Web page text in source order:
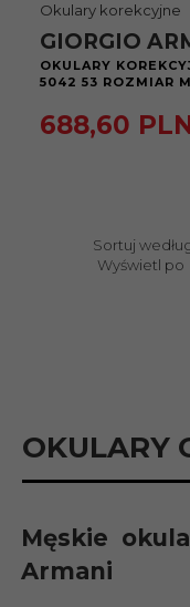
Okulary korekcyjne
GIORGIO
OKULARY
5042 53 ROZMIAR M
688,60
Sortuj
sort
Wyświetl po
pop
OKULARY
Męskie
Armani